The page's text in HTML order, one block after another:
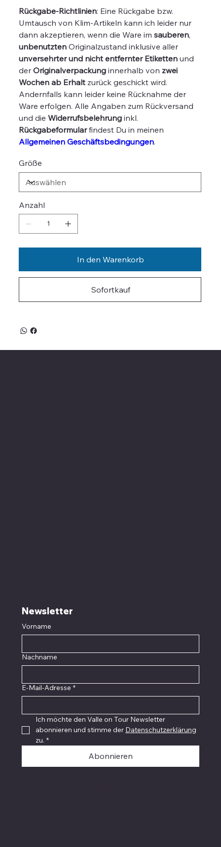
Rückgabe-Richtlinien: Eine Rückgabe bzw.
Umtausch von Klim-Artikeln kann ich leider nur
dann akzeptieren, wenn die Ware imsauberen,
unbenutzten Originalzustand inklusive aller
unversehrter und nicht entfernter Etiketten und
derOriginalverpackung innerhalb von zwei
Wochen ab Erhalt zurück geschickt wird.
Andernfalls kann leider keine Rücknahme der
Ware erfolgen. Alle Angaben zum Rückversand
und dieWiderrufsbelehrung inkl.
Rückgabeformularfindest Du in meinen
Allgemeinen Geschäftsbedingungen.
Größe
Anzahl
In den Warenkorb
Sofortkauf
Newsletter
Vorname
Nachname
E-Mail-Adresse *
Ich möchte den Valle on Tour Newsletter
abonnieren und stimme der Datenschutzerklärung
zu. *
Abonnieren